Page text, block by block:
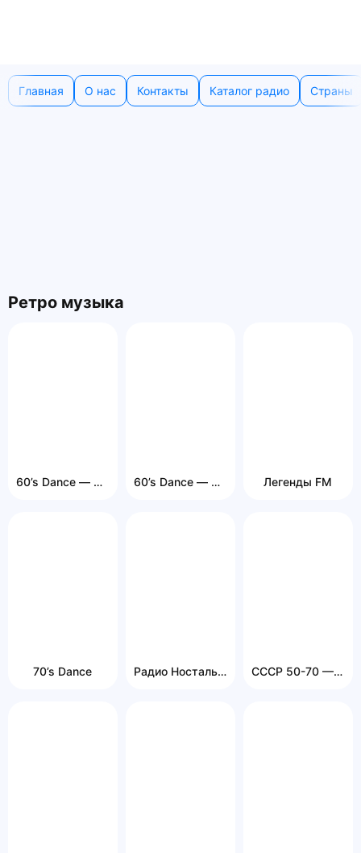
Главная О нас Контакты Каталог радио Страны
Ретро музыка
60’s Dance — Радио Рекорд 60’s Dance — Радио Рекорд Легенды FM
70’s Dance Радио Ностальжи Россия СССР 50-70 — 101.RU